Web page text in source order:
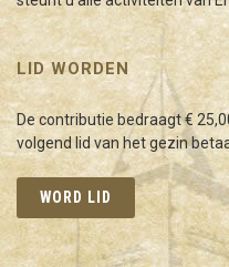
LID WORDEN
De contributie bedraagt €
volgend lid van het gezin
WORD LID